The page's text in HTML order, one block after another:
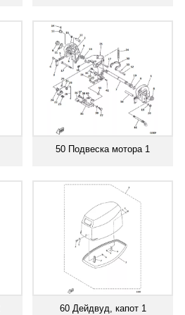
50 Подвеска мотора 1
60 Дейдвуд, капот 1